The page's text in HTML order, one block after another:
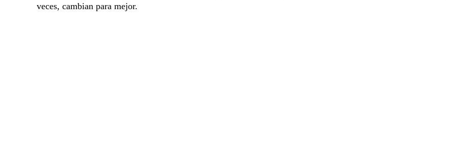
veces, cambian para mejor.